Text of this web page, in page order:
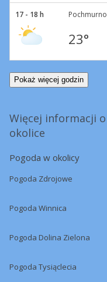
17 - 18 h Pochmurno
23°
Pokaż więcej godzin
Więcej informacji
okolice
Pogoda w okolicy
Pogoda Zdrojowe
Pogoda Winnica
Pogoda Dolina Zielona
Pogoda Tysiąclecia